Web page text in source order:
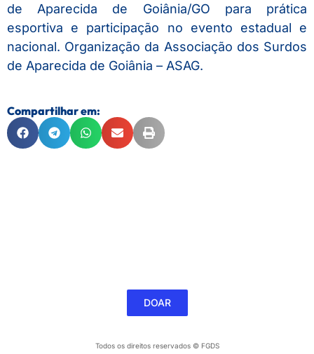
de Aparecida de Goiânia/GO para prática
esportiva e participação no evento estadual e
nacional. Organização da Associação dos Surdos
de Aparecida de Goiânia – ASAG.
Compartilhar em:
DOAR
Todos os direitos reservados © FGDS